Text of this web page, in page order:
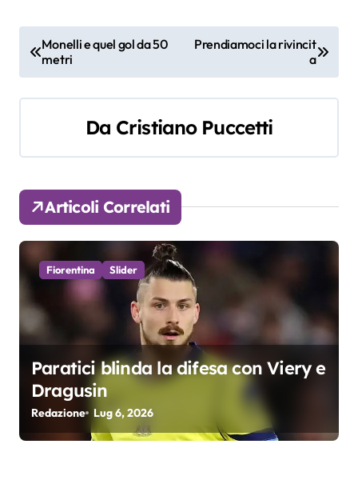
N
a
v
a
z
i
o
n
a
r
Monelli e quel gol da 50
metri
Prendiamoci la rivincit
a
Da Cristiano Puccetti
Articoli Correlati
Fiorentina Slider
Paratici blinda la difesa con Viery e
Dragusin
Redazione Lug 6, 2026